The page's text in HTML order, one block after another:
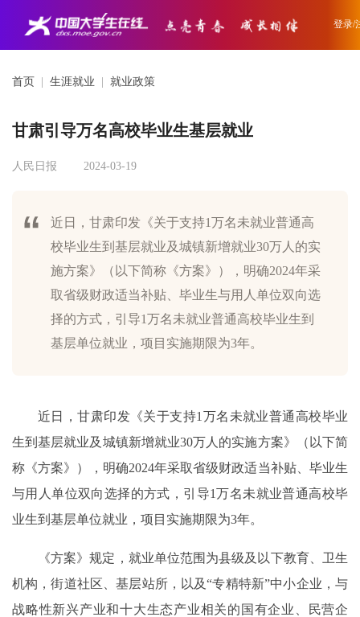
登录/
首页 生涯就业 就业政策
甘肃引导万名高校毕业生基层就业
人民日报 2024-03-19
近日，甘肃印发《关于支持1万名未就业普通高
校毕业生到基层就业及城镇新增就业30万人的实
施方案》（以下简称《方案》），明确2024年采
取省级财政适当补贴、毕业生与用人单位双向选
择的方式，引导1万名未就业普通高校毕业生到
基层单位就业，项目实施期限为3年。
近日，甘肃印发《关于支持1万名未就业普通高校毕业
生到基层就业及城镇新增就业30万人的实施方案》（以下简
称《方案》），明确2024年采取省级财政适当补贴、毕业生
与用人单位双向选择的方式，引导1万名未就业普通高校毕
业生到基层单位就业，项目实施期限为3年。
《方案》规定，就业单位范围为县级及以下教育、卫生
机构，街道社区、基层站所，以及“专精特新”中小企业，与
战略性新兴产业和十大生态产业相关的国有企业、民营企